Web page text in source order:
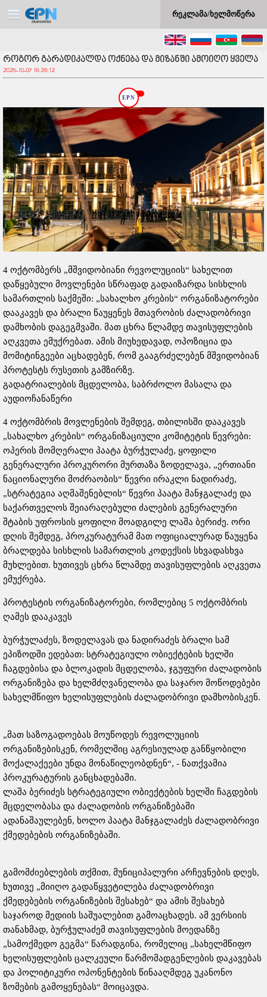
რეკლამა/ხელმოწერა
როგორ გარადიკალდა ოქნება და მიზანში ამოიღო ყველა
2025-10-07 18:28:12
4 ოქტომბერს „მშვიდობიანი რევოლუციის“ სახელით
დაწყებული მოვლენები სწრაფად გადაიზარდა სისხლის
სამართლის საქმეში: „სახალხო კრების“ ორგანიზატორები
დააკავეს და ბრალი წაუყენეს მთავრობის ძალადობრივი
დამხობის დაგეგმვაში. მათ ცხრა წლამდე თავისუფლების
აღკვეთა ემუქრებათ. ამის მიუხედავად, ოპოზიცია და
მომიტინგეები აცხადებენ, რომ გააგრძელებენ მშვიდობიან
პროტესტს რუსეთის გამზირზე.
გადატრიალების მცდელობა, საბრძოლო მასალა და
აუდიოჩანაწერი
4 ოქტომბრის მოვლენების შემდეგ, თბილისში დააკავეს
„სახალხო კრების“ ორგანიზაციული კომიტეტის წევრები:
ოპერის მომღერალი პაატა ბურჭულაძე, ყოფილი
გენერალური პროკურორი მურთაზა ზოდელავა, „ერთიანი
ნაციონალური მოძრაობის“ წევრი ირაკლი ნადირაძე,
„სტრატეგია აღმაშენებლის“ წევრი პაატა მანჯგალაძე და
საქართველოს შეიარაღებული ძალების გენერალური
შტაბის უფროსის ყოფილი მოადგილე ლაშა ბერიძე. ორი
დღის შემდეგ, პროკურატურამ მათ ოფიციალურად წაუყენა
ბრალდება სისხლის სამართლის კოდექსის სხვადასხვა
მუხლებით. ხუთივეს ცხრა წლამდე თავისუფლების აღკვეთა
ემუქრება.
პროტესტის ორგანიზატორები, რომლებიც 5 ოქტომბრის
ღამეს დააკავეს
ბურჭულაძეს, ზოდელავას და ნადირაძეს ბრალი სამ
ეპიზოდში ედებათ: სტრატეგიული ობიექტების ხელში
ჩაგდებისა და ბლოკადის მცდელობა, ჯგუფური ძალადობის
ორგანიზება და ხელმძღვანელობა და საჯარო მოწოდებები
სახელმწიფო ხელისუფლების ძალადობრივი დამხობისკენ.
„მათ საზოგადოებას მოუწოდეს რევოლუციის
ორგანიზებისკენ, რომელშიც აგრესიულად განწყობილი
მოქალაქეები უნდა მონაწილეობდნენ“, - ნათქვამია
პროკურატურის განცხადებაში.
ლაშა ბერიძეს სტრატეგიული ობიექტების ხელში ჩაგდების
მცდელობასა და ძალადობის ორგანიზებაში
ადანაშაულებენ, ხოლო პაატა მანჯგალაძეს ძალადობრივი
ქმედებების ორგანიზებაში.
გამომძიებლების თქმით, მუნიციპალური არჩევნების დღეს,
ხუთივე „მიიღო გადაწყვეტილება ძალადობრივი
ქმედებების ორგანიზების შესახებ“ და ამის შესახებ
საჯაროდ მედიის საშუალებით გამოაცხადეს. ამ ვერსიის
თანახმად, ბურჭულაძემ თავისუფლების მოედანზე
„სამოქმედო გეგმა“ წარადგინა, რომელიც „სახელმწიფო
ხელისუფლების ცალკეული წარმომადგენლების დაკავებას
და პოლიტიკური ოპონენტების წინააღმდეგ უკანონო
ზომების გამოყენებას“ მოიცავდა.